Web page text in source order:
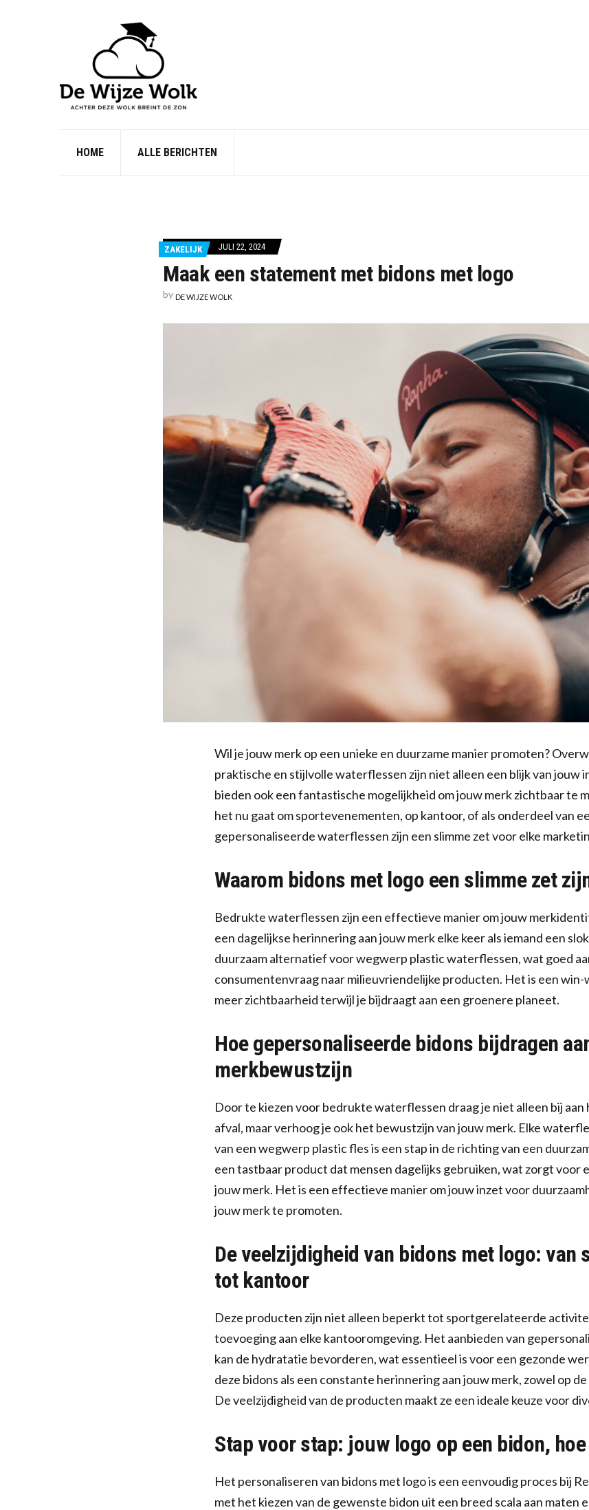
HOME ALLE BERICHTEN
ZAKELIJK JULI 22, 2024
Maak een statement met bidons met logo
by DE WIJZE WOLK
Wil je jouw merk op een unieke en duurzame manier promoten?
praktische en stijlvolle waterflessen zijn niet alleen een blijk van jouw
bieden ook een fantastische mogelijkheid om jouw merk zichtbaar te
het nu gaat om sportevenementen, op kantoor, of als onderdeel van
gepersonaliseerde waterflessen zijn een slimme zet voor elke
Waarom bidons met logo een slimme zet
Bedrukte waterflessen zijn een effectieve manier om jouw
een dagelijkse herinnering aan jouw merk elke keer als iemand een
duurzaam alternatief voor wegwerp plastic waterflessen, wat goed
consumentenvraag naar milieuvriendelijke producten. Het is een
meer zichtbaarheid terwijl je bijdraagt aan een groenere planeet.
Hoe gepersonaliseerde bidons bijdragen
merkbewustzijn
Door te kiezen voor bedrukte waterflessen draag je niet alleen bij
afval, maar verhoog je ook het bewustzijn van jouw merk. Elke
van een wegwerp plastic fles is een stap in de richting van een
een tastbaar product dat mensen dagelijks gebruiken, wat zorgt voor
jouw merk. Het is een effectieve manier om jouw inzet voor
jouw merk te promoten.
De veelzijdigheid van bidons met logo: van
tot kantoor
Deze producten zijn niet alleen beperkt tot sportgerelateerde
toevoeging aan elke kantooromgeving. Het aanbieden van
kan de hydratatie bevorderen, wat essentieel is voor een gezonde
deze bidons als een constante herinnering aan jouw merk, zowel op
De veelzijdigheid van de producten maakt ze een ideale keuze voor
Stap voor stap: jouw logo op een bidon,
Het personaliseren van bidons met logo is een eenvoudig proces bij
met het kiezen van de gewenste bidon uit een breed scala aan maten